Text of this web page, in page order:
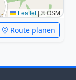
Leaflet | © OSM
Route planen